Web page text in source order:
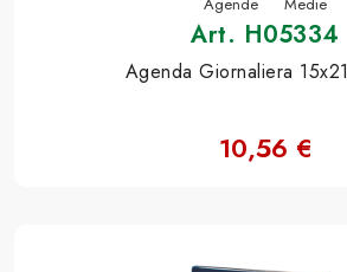
Art. H05334
Agenda Giornaliera
10,56 €